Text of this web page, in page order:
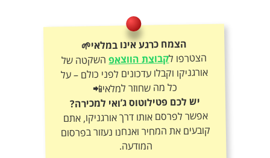
הצמח כרגע אינו במלאי🌱
הצטרפו לקבוצת הווצאפהשקטה של
אורגניקו וקבלו עדכונים לפני כולם – על
כל מה שחוזר למלאי📲
יש לכם פטילוטוס ג’ואי למכירה?
אפשר לפרסם אותו דרך אורגניקו, אתם
קובעים את המחיר ואנחנו נעזור בפרסום
המודעה.